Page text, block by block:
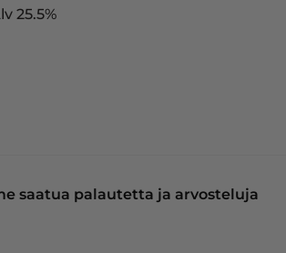
25.5%
saatua palautetta ja arvosteluja